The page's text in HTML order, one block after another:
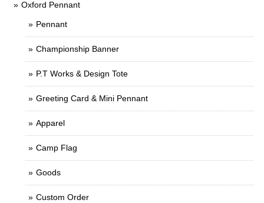
Oxford Pennant
Pennant
Championship Banner
P.T Works & Design Tote
Greeting Card & Mini Pennant
Apparel
Camp Flag
Goods
Custom Order